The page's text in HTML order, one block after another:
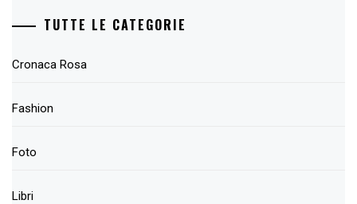
TUTTE LE CATEGORIE
Cronaca Rosa
Fashion
Foto
Libri